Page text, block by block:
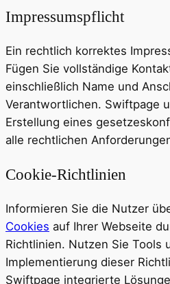
Impressumspflicht
Ein rechtlich korrektes
Fügen Sie vollständige
einschließlich Name und
Verantwortlichen. Swiftpage
Erstellung eines
alle rechtlichen
Cookie-Richtlinien
Informieren Sie die Nutzer
Cookies auf Ihrer Webseite
Richtlinien. Nutzen Sie Tools
Implementierung dieser
Swiftpage integrierte